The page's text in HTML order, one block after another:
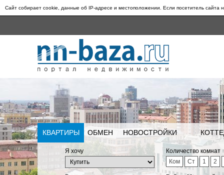
Сайт собирает cookie, данные об IP-адресе и местоположении. Если посетитель сайта
КВАРТИРЫ ОБМЕН НОВОСТРОЙКИ
Я хочу
Количество комнат
Ком
Ст 1 2